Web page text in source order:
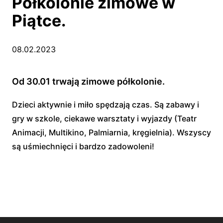
Piątce.
08.02.2023
Od 30.01 trwają zimowe półkolonie.
Dzieci aktywnie i miło spędzają czas. Są zabawy i
gry w szkole, ciekawe warsztaty i wyjazdy (Teatr
Animacji, Multikino, Palmiarnia, kręgielnia). Wszyscy
są uśmiechnięci i bardzo zadowoleni!